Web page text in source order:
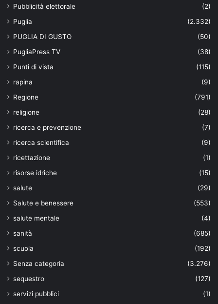
Pubblicità elettorale
(2)
Puglia
(2.332)
PUGLIA DI GUSTO
(50)
PugliaPress TV
(38)
Punti di vista
(115)
rapina
(9)
Regione
(791)
religione
(28)
ricerca e prevenzione
(7)
ricerca scientifica
(9)
ricettazione
(1)
risorse idriche
(15)
salute
(29)
Salute e benessere
(553)
salute mentale
(4)
sanità
(685)
scuola
(192)
Senza categoria
(3.276)
sequestro
(127)
servizi pubblici
(1)